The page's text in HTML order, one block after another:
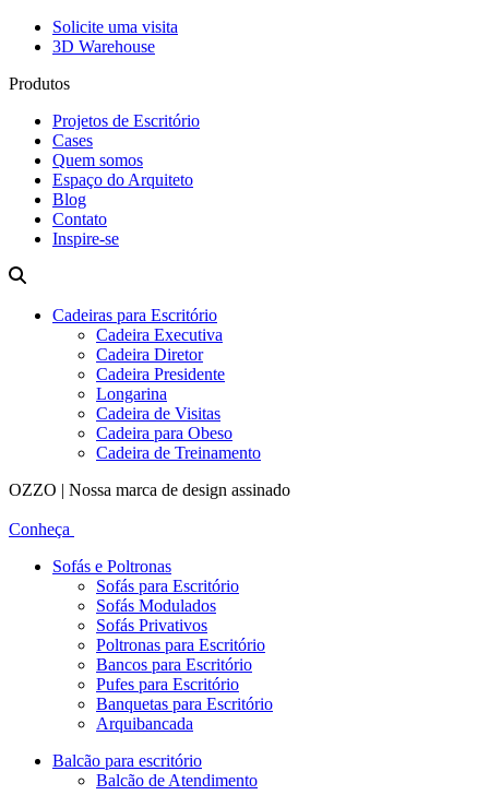
Solicite uma visita
3D Warehouse
Produtos
Projetos de Escritório
Cases
Quem somos
Espaço do Arquiteto
Blog
Contato
Inspire-se
Cadeiras para Escritório
Cadeira Executiva
Cadeira Diretor
Cadeira Presidente
Longarina
Cadeira de Visitas
Cadeira para Obeso
Cadeira de Treinamento
OZZO | Nossa marca de design assinado
Conheça
Sofás e Poltronas
Sofás para Escritório
Sofás Modulados
Sofás Privativos
Poltronas para Escritório
Bancos para Escritório
Pufes para Escritório
Banquetas para Escritório
Arquibancada
Balcão para escritório
Balcão de Atendimento